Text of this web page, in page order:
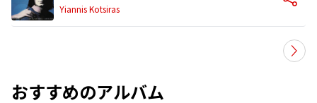
Yiannis Kotsiras
おすすめのアルバム